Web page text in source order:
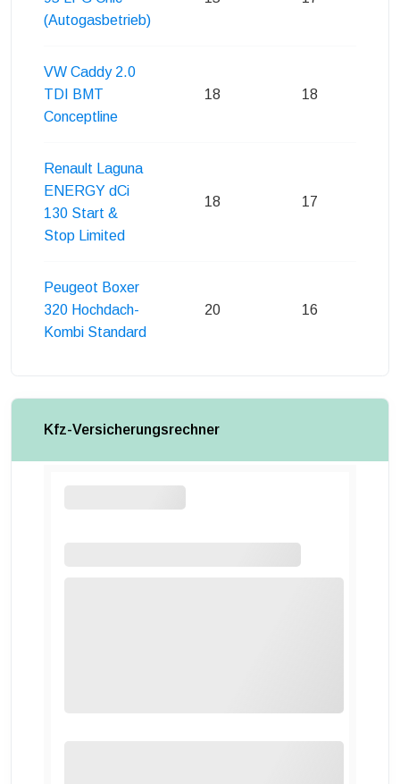
(Autogasbetrieb)
VW Caddy 2.0
TDI BMT
Conceptline
18 18
Renault Laguna
ENERGY dCi
130 Start &
Stop Limited
18 17
Peugeot Boxer
320 Hochdach-
Kombi Standard
20 16
Kfz-Versicherungsrechner